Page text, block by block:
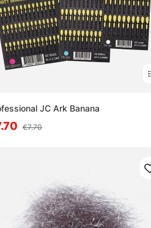
JC Ark Banana
€7.70